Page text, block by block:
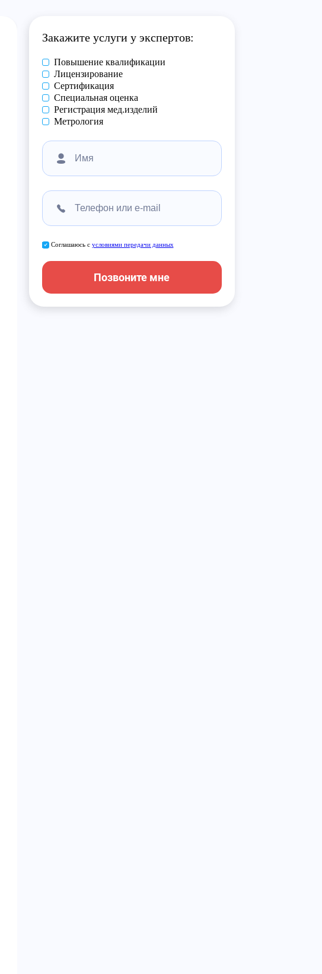
Закажите услуги у экспертов:
Повышение квалификации
Лицензирование
Сертификация
Специальная оценка
Регистрация мед.изделий
Метрология
Соглашаюсь с условиями передачи данных
Позвоните мне